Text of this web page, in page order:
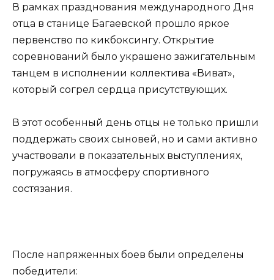
В рамках празднования международного Дня
отца в станице Багаевской прошло яркое
первенство по кикбоксингу. Открытие
соревнований было украшено зажигательным
танцем в исполнении коллектива «Виват»,
который согрел сердца присутствующих.
В этот особенный день отцы не только пришли
поддержать своих сыновей, но и сами активно
участвовали в показательных выступлениях,
погружаясь в атмосферу спортивного
состязания.
После напряженных боев были определены
победители: